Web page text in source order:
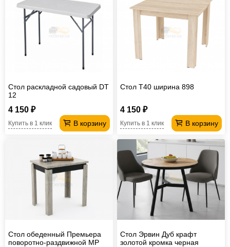
Стол раскладной садовый DT
12
4 150 ₽
В корзину
Купить в 1 клик
Стол T40 ширина 898
4 150 ₽
В корзину
Купить в 1 клик
Стол обеденный Премьера
поворотно-раздвижной МР
Стол Эрвин Дуб крафт
золотой кромка черная